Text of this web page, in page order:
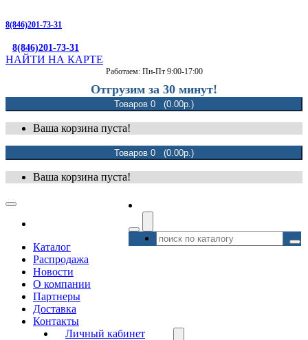
8(846)201-73-31
8(846)201-73-31
НАЙТИ НА КАРТЕ
Работаем: Пн-Пт 9:00-17:00
Отгрузим за 30 минут!
Товаров 0 (0.00р.)
Ваша корзина пуста!
Товаров 0 (0.00р.)
Ваша корзина пуста!
Каталог
Распродажа
Новости
О компании
Партнеры
Доставка
Контакты
Личный кабинет